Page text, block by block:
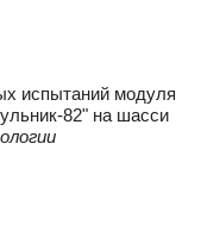
испытаний модуля
82" на шасси